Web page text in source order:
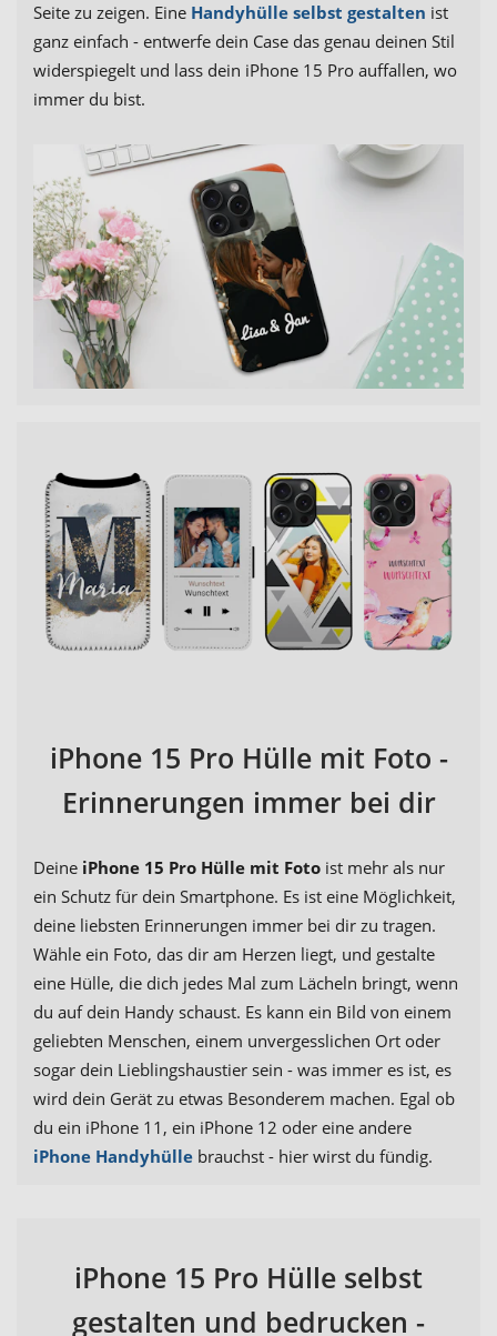
Seite zu zeigen. Eine Handyhülle selbst gestalten ist
ganz einfach - entwerfe dein Case das genau deinen Stil
widerspiegelt und lass dein iPhone 15 Pro auffallen, wo
immer du bist.
iPhone 15 Pro Hülle mit Foto -
Erinnerungen immer bei dir
Deine iPhone 15 Pro Hülle mit Foto ist mehr als nur
ein Schutz für dein Smartphone. Es ist eine Möglichkeit,
deine liebsten Erinnerungen immer bei dir zu tragen.
Wähle ein Foto, das dir am Herzen liegt, und gestalte
eine Hülle, die dich jedes Mal zum Lächeln bringt, wenn
du auf dein Handy schaust. Es kann ein Bild von einem
geliebten Menschen, einem unvergesslichen Ort oder
sogar dein Lieblingshaustier sein - was immer es ist, es
wird dein Gerät zu etwas Besonderem machen. Egal ob
du ein iPhone 11, ein iPhone 12 oder eine andere
iPhone Handyhülle brauchst - hier wirst du fündig.
iPhone 15 Pro Hülle selbst
gestalten und bedrucken -